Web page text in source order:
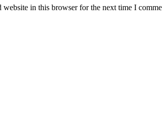
website in this browser for the next time I